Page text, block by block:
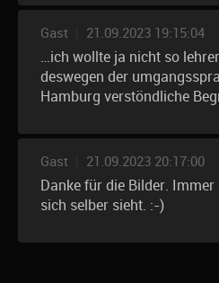
Gast 21.09.2023 19:15:04
…ich wollte ja nicht so
deswegen der
Hamburg verstöndliche
Gast 21.09.2023 20:17:00
Danke für die Bilder.
sich selber sieht. :-)